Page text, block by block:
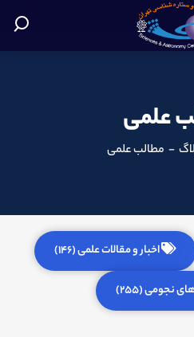
علمی
- مطالب علمی
اخبار و مقالات علمی (146)
نجومی (255)